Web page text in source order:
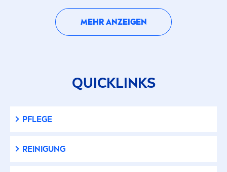
Schnell einziehend
Schützend für die Haut
Starker Halt
Straffend
MEHR ANZEIGEN
QUICKLINKS
PFLEGE
REINIGUNG